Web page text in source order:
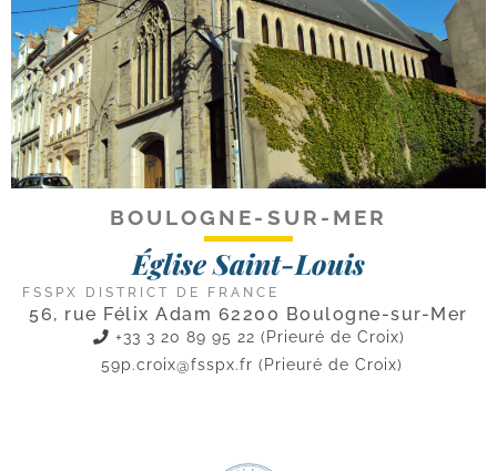
BOULOGNE-SUR-MER
Église Saint-Louis
FSSPX DISTRICT DE FRANCE
56, rue Félix Adam 62200 Boulogne-sur-Mer
+33 3 20 89 95 22 (Prieuré de Croix)
59p.croix@fsspx.fr (Prieuré de Croix)